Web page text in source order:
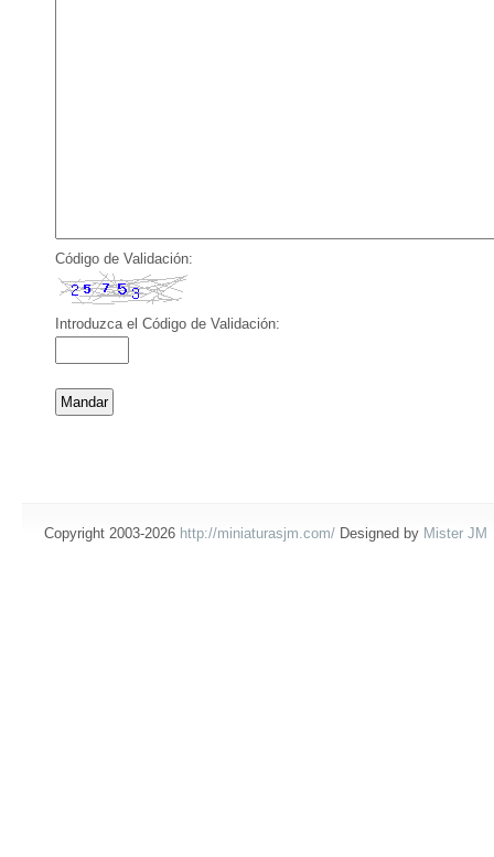
Código de Validación:
Introduzca el Código de Validación:
Copyright 2003-2026 http://miniaturasjm.com/ Designed by Mister JM